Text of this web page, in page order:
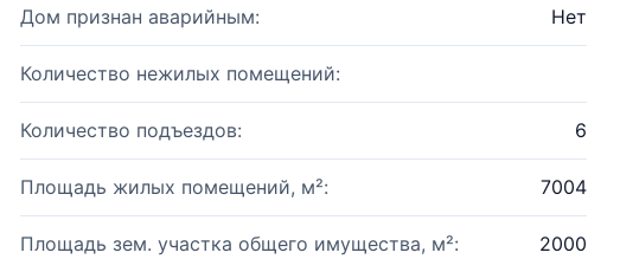
Дом признан аварийным: Нет
Количество нежилых помещений:
Количество подъездов: 6
Площадь жилых помещений, м²: 7004
Площадь зем. участка общего имущества, м²: 2000